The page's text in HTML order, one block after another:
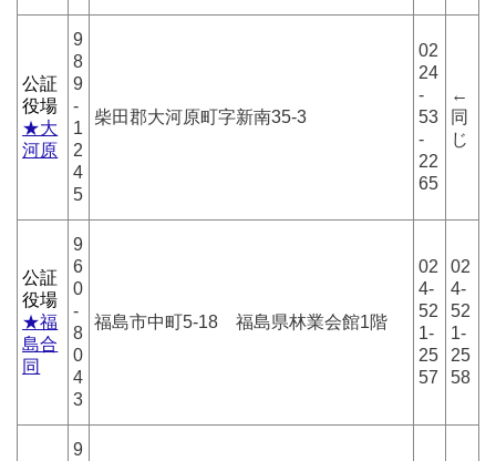
公証
役場
★大
河原
9
8
9
-
1
2
4
5
柴田郡大河原町字新南35-3
02
24
-
53
-
22
65
←
同
じ
公証
役場
★福
島合
同
9
6
0
-
8
0
4
3
福島市中町5-18 福島県林業会館1階
02
4-
52
1-
25
57
02
4-
52
1-
25
58
9